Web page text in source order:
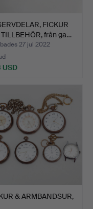
FICKUR
från ga…
27 jul 2022
USD
& ARMBANDSUR,